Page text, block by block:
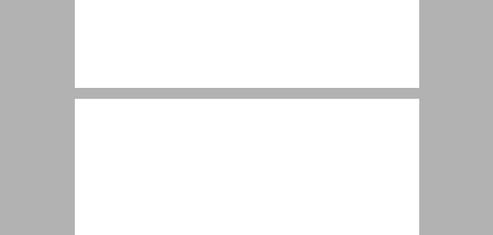
מסע בחירות שהמועמד במרכזו ... 14